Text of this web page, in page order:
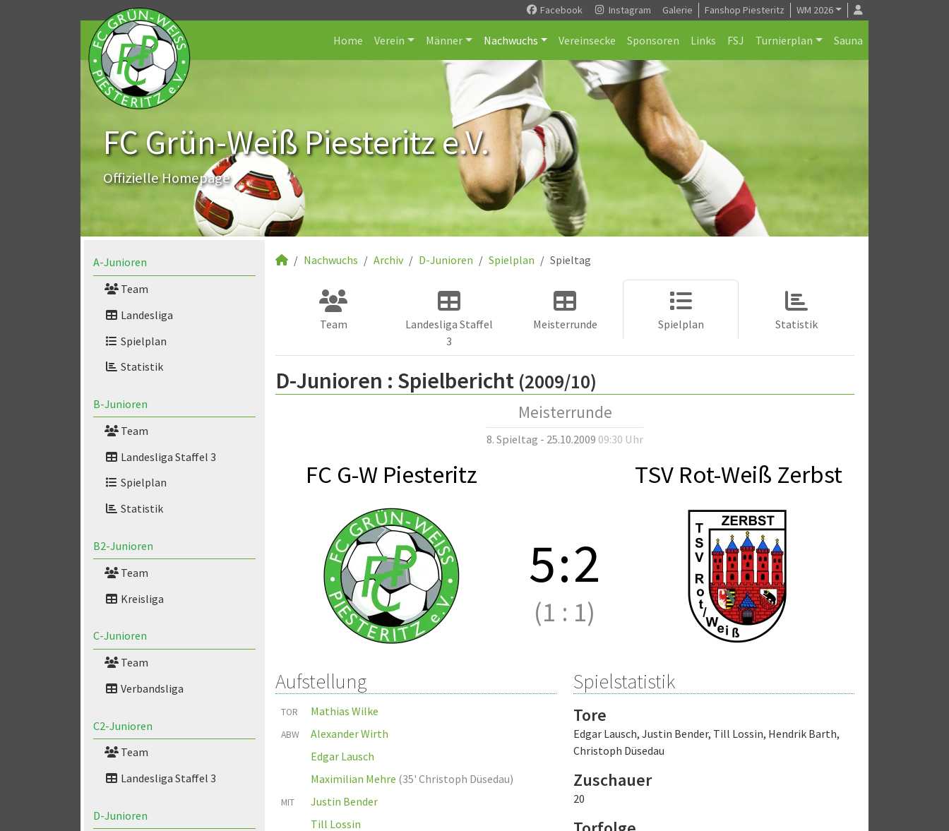
Facebook Instagram Galerie Fanshop Piesteritz WM 2026
Home Verein Männer Nachwuchs Vereinsecke Sponsoren Links FSJ Turnierplan Sauna
FC Grün-Weiß Piesteritz e.V.
Offizielle Homepage
A-Junioren
Team
Landesliga
Spielplan
Statistik
B-Junioren
Team
Landesliga Staffel 3
Spielplan
Statistik
B2-Junioren
Team
Kreisliga
C-Junioren
Team
Verbandsliga
C2-Junioren
Team
Landesliga Staffel 3
D-Junioren
Nachwuchs Archiv D-Junioren Spielplan Spieltag
Team
Landesliga Staffel
3
Meisterrunde Spielplan Statistik
D-Junioren : Spielbericht (2009/10)
Meisterrunde
8. Spieltag - 25.10.2009 09:30 Uhr
FC G-W Piesteritz TSV Rot-Weiß Zerbst
5:2
(1 : 1)
Aufstellung
TOR Mathias Wilke
ABW
Alexander Wirth
Edgar Lausch
Maximilian Mehre (35' Christoph Düsedau)
MIT
Justin Bender
Till Lossin
Spielstatistik
Tore
Edgar Lausch, Justin Bender, Till Lossin, Hendrik Barth,
Christoph Düsedau
Zuschauer
20